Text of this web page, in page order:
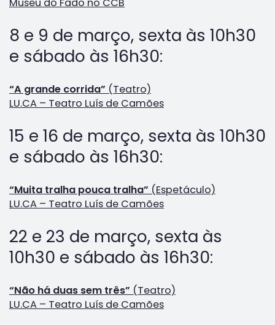
8 e 9 de março, sexta às 10h30
e sábado às 16h30:
“A grande corrida” (Teatro)
LU.CA – Teatro Luís de Camões
15 e 16 de março, sexta às 10h30
e sábado às 16h30:
“Muita tralha pouca tralha” (Espetáculo)
LU.CA – Teatro Luís de Camões
22 e 23 de março, sexta às
10h30 e sábado às 16h30:
“Não há duas sem três” (Teatro)
LU.CA – Teatro Luís de Camões